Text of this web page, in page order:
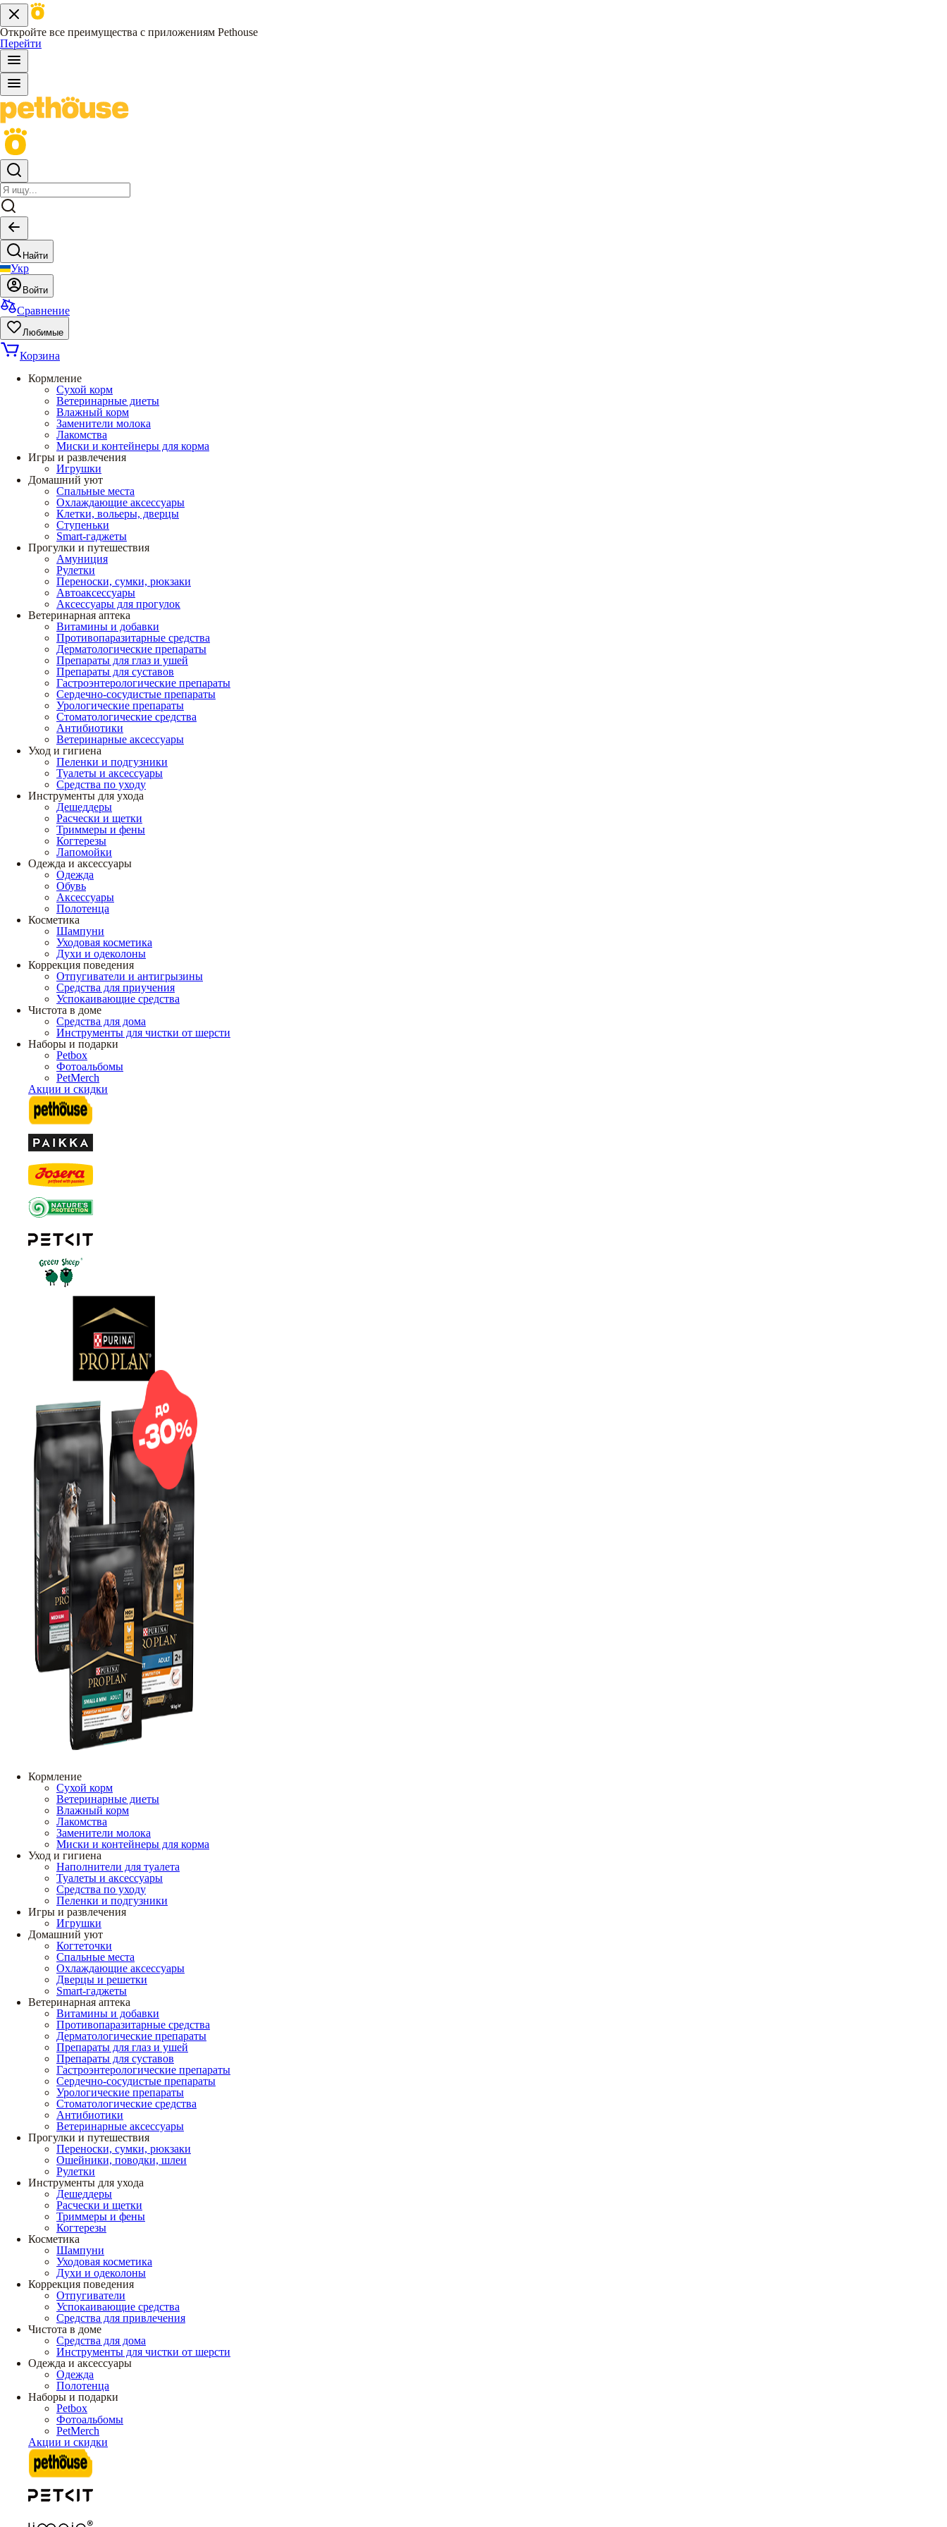
Откройте все преимущества с приложениям Pethouse
Перейти
Найти
Укр
Войти
Сравнение
Любимые
Корзина
Кормление
Сухой корм
Ветеринарные диеты
Влажный корм
Заменители молока
Лакомства
Миски и контейнеры для корма
Игры и развлечения
Игрушки
Домашний уют
Спальные места
Охлаждающие аксессуары
Клетки, вольеры, дверцы
Ступеньки
Smart-гаджеты
Прогулки и путешествия
Амуниция
Рулетки
Переноски, сумки, рюкзаки
Автоаксессуары
Аксессуары для прогулок
Ветеринарная аптека
Витамины и добавки
Противопаразитарные средства
Дерматологические препараты
Препараты для глаз и ушей
Препараты для суставов
Гастроэнтерологические препараты
Сердечно-сосудистые препараты
Урологические препараты
Стоматологические средства
Антибиотики
Ветеринарные аксессуары
Уход и гигиена
Пеленки и подгузники
Туалеты и аксессуары
Средства по уходу
Инструменты для ухода
Дешеддеры
Расчески и щетки
Триммеры и фены
Когтерезы
Лапомойки
Одежда и аксессуары
Одежда
Обувь
Аксессуары
Полотенца
Косметика
Шампуни
Уходовая косметика
Духи и одеколоны
Коррекция поведения
Отпугиватели и антигрызины
Средства для приучения
Успокаивающие средства
Чистота в доме
Средства для дома
Инструменты для чистки от шерсти
Наборы и подарки
Petbox
Фотоальбомы
PetMerch
Акции и скидки
Кормление
Сухой корм
Ветеринарные диеты
Влажный корм
Лакомства
Заменители молока
Миски и контейнеры для корма
Уход и гигиена
Наполнители для туалета
Туалеты и аксессуары
Средства по уходу
Пеленки и подгузники
Игры и развлечения
Игрушки
Домашний уют
Когтеточки
Спальные места
Охлаждающие аксессуары
Дверцы и решетки
Smart-гаджеты
Ветеринарная аптека
Витамины и добавки
Противопаразитарные средства
Дерматологические препараты
Препараты для глаз и ушей
Препараты для суставов
Гастроэнтерологические препараты
Сердечно-сосудистые препараты
Урологические препараты
Стоматологические средства
Антибиотики
Ветеринарные аксессуары
Прогулки и путешествия
Переноски, сумки, рюкзаки
Ошейники, поводки, шлеи
Рулетки
Инструменты для ухода
Дешеддеры
Расчески и щетки
Триммеры и фены
Когтерезы
Косметика
Шампуни
Уходовая косметика
Духи и одеколоны
Коррекция поведения
Отпугиватели
Успокаивающие средства
Средства для привлечения
Чистота в доме
Средства для дома
Инструменты для чистки от шерсти
Одежда и аксессуары
Одежда
Полотенца
Наборы и подарки
Petbox
Фотоальбомы
PetMerch
Акции и скидки